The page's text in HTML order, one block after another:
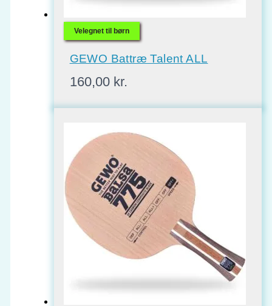
Velegnet til børn
GEWO Battræ Talent ALL
160,00 kr.